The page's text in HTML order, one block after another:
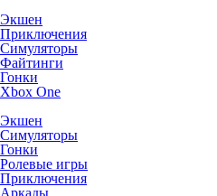
Экшен
Приключения
Симуляторы
Файтинги
Гонки
Xbox One
Экшен
Симуляторы
Гонки
Ролевые игры
Приключения
Аркады